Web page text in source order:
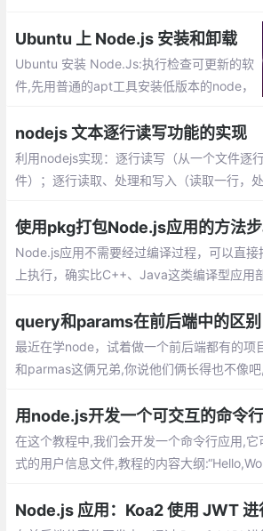
实现node.js的反向代理
Ubuntu 上 Node.js 安装和卸载
Ubuntu 安装 Node.Js:执行检查可更新的软
件,先用普通的apt工具安装低版本的node，
必须的，用过的node的人都知道。安装更新
版本的工具N
nodejs 文本逐行读写功能的实现
利用nodejs实现：逐行读写（从一个文件逐
件）；逐行读取、处理和写入（读取一行，
FileByLine.js，功能的调用：index.js
使用pkg打包Node.js应用的方法
Node.js应用不需要经过编译过程，可以直
上执行，确实比C++、Java这类编译型应用
ode.js
query和params在前后端中的区别
最近在学node，试着做一个前后端都有的项
和parmas这俩兄弟,你说他们俩长得也不像
两个角度讲
用node.js开发一个可交互的命令
在这个教程中,我们会开发一个命令行应用,
式的用户信息文件,教程的内容大纲
令,JavaScript 之外
Node.js 应用：Koa2 使用 JWT 进